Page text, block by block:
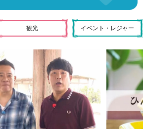
観光 イベント・レジャー